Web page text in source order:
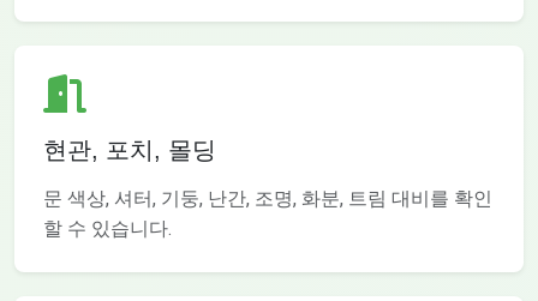
현관, 포치, 몰딩
문 색상, 셔터, 기둥, 난간, 조명, 화분, 트림 대비를 확인
할 수 있습니다.